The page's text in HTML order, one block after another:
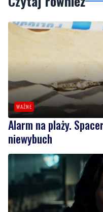
Alarm na plaży.
niewybuch